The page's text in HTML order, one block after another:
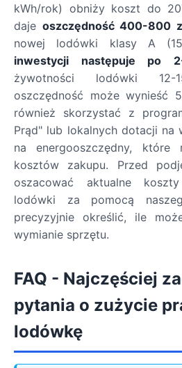
kWh/rok) obniży koszt do
daje oszczędność 400-800
nowej lodówki klasy A
inwestycji następuje po
żywotności lodówki
oszczędność może wynieść
również skorzystać z
Prąd" lub lokalnych dotacji na
na energooszczędny,
kosztów zakupu. Przed
oszacować aktualne
lodówki za pomocą
precyzyjnie określić, ile
wymianie sprzętu.
FAQ - Najczęściej
pytania o zużycie
lodówkę